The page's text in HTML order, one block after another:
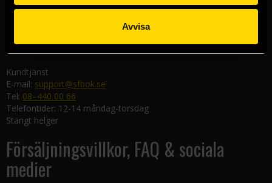
Avvisa
582 19 Linköping
Kundtjänst
E-mail: support@sfbok.se
Tel: 08–440 00 66
Telefontider: 12-14 måndag-torsdag
Stängt helger
Försäljningsvillkor, FAQ & sociala
medier